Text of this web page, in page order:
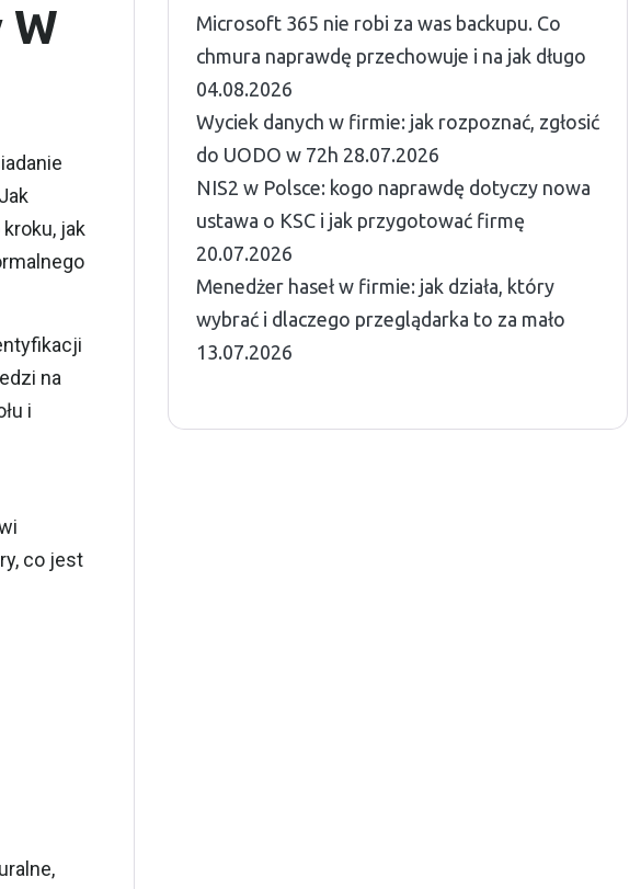
W
jak
na
i
co jest
Microsoft 365 nie robi za was backupu. Co
chmura naprawdę przechowuje i na jak długo
04.08.2026
Wyciek danych w firmie: jak rozpoznać, zgłosić
do UODO w 72h 28.07.2026
NIS2 w Polsce: kogo naprawdę dotyczy nowa
ustawa o KSC i jak przygotować firmę
20.07.2026
Menedżer haseł w firmie: jak działa, który
wybrać i dlaczego przeglądarka to za mało
13.07.2026